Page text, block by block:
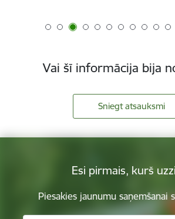
Vai šī informācija bija
Sniegt atsauksmi
Esi pirmais, kurš
Piesakies jaunumu saņemšanai